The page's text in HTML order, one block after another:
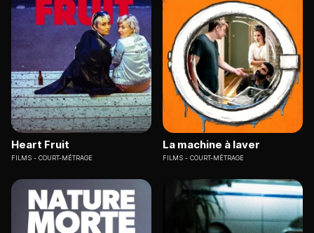
Heart Fruit
FILMS COURT-MÉTRAGE
La machine à laver
FILMS COURT-MÉTRAGE